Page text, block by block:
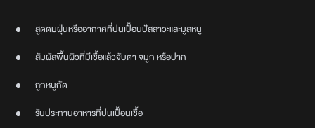
สูดดมฝุ่นหรืออากาศที่ปนเปื้อนปัสสาวะและมูลหนู
สัมผัสพื้นผิวที่มีเชื้อแล้วจับตา จมูก หรือปาก
ถูกหนูกัด
รับประทานอาหารที่ปนเปื้อนเชื้อ